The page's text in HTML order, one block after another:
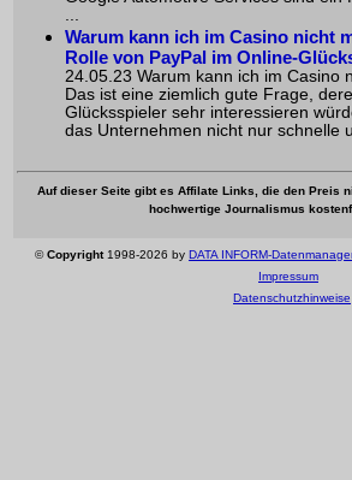
...
Warum kann ich im Casino nicht
Rolle von PayPal im Online-
24.05.23 Warum kann ich im Casino
Das ist eine ziemlich gute Frage,
Glücksspieler sehr interessieren
das Unternehmen nicht nur schnelle
Auf dieser Seite gibt es Affilate Links, die den Preis
hochwertige Journalismus
©Copyright1998-2026 by DATA INFORM-
Impressum
Datenschutzhinweise